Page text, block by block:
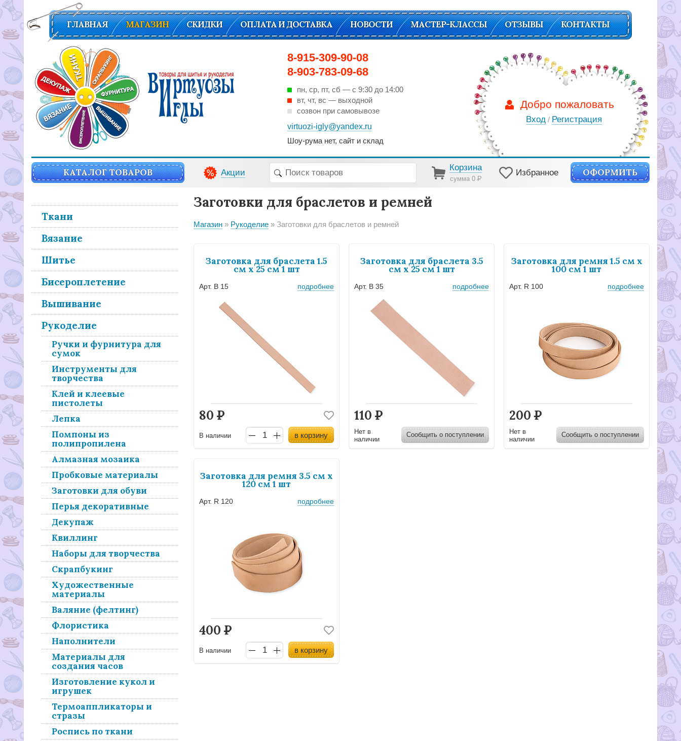
8-915-309-90-08
8-903-783-09-68
пн, ср, пт, cб — с 9:30 до 14:00
вт, чт, вс — выходной
созвон при самовывозе
virtuozi-igly@yandex.ru
Шоу-рума нет, сайт и склад
ГЛАВНАЯ МАГАЗИН СКИДКИ ОПЛАТА И ДОСТАВКА НОВОСТИ МАСТЕР-КЛАССЫ ОТЗЫВЫ КОНТАКТЫ
Добро пожаловать
Вход / Регистрация
КАТАЛОГ ТОВАРОВ Акции
Корзина
сумма 0Р
Избранное ОФОРМИТЬ
Ткани
Вязание
Шитье
Бисероплетение
Вышивание
Рукоделие
Ручки и фурнитура для
сумок
Инструменты для
творчества
Клей и клеевые
пистолеты
Лепка
Помпоны из
полипропилена
Алмазная мозаика
Пробковые материалы
Заготовки для обуви
Перья декоративные
Декупаж
Квиллинг
Наборы для творчества
Скрапбукинг
Художественные
материалы
Валяние (фелтинг)
Флористика
Наполнители
Материалы для
создания часов
Изготовление кукол и
игрушек
Термоаппликаторы и
стразы
Роспись по ткани
Заготовки для браслетов и ремней
Магазин Рукоделие Заготовки для браслетов и ремней
Заготовка для браслета 1.5
см х 25 см 1 шт
Арт. B 15 подробнее
80 Р
В наличии в корзину
Заготовка для браслета 3.5
см х 25 см 1 шт
Арт. B 35 подробнее
110 Р
Нет в
наличии
Сообщить о поступлении
Заготовка для ремня 1.5 см х
100 см 1 шт
Арт. R 100 подробнее
200 Р
Нет в
наличии
Сообщить о поступлении
Заготовка для ремня 3.5 см х
120 см 1 шт
Арт. R 120 подробнее
400 Р
В наличии в корзину